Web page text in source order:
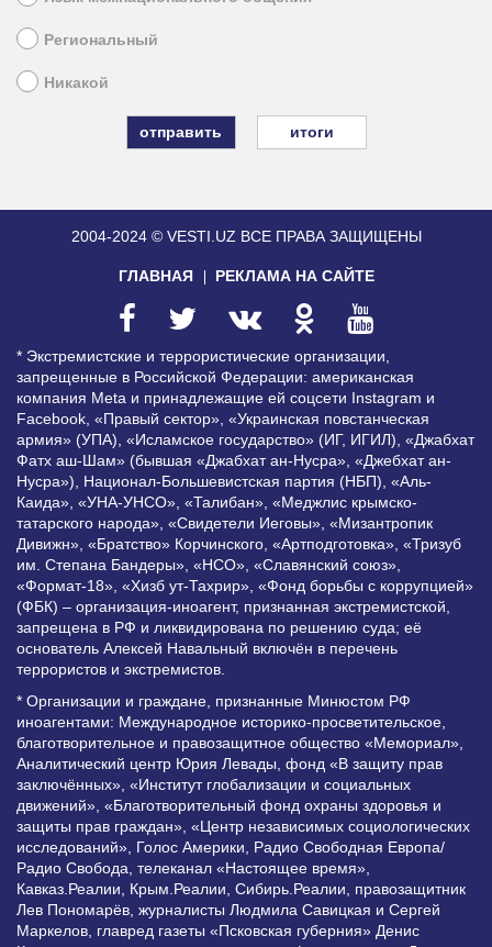
Региональный
Никакой
итоги
2004-2024 © VESTI.UZ ВСЕ ПРАВА ЗАЩИЩЕНЫ
ГЛАВНАЯ РЕКЛАМА НА САЙТЕ
* Экстремистские и террористические организации,
запрещенные в Российской Федерации: американская
компания Meta и принадлежащие ей соцсети Instagram и
Facebook, «Правый сектор», «Украинская повстанческая
армия» (УПА), «Исламское государство» (ИГ, ИГИЛ), «Джабхат
Фатх аш-Шам» (бывшая «Джабхат ан-Нусра», «Джебхат ан-
Нусра»), Национал-Большевистская партия (НБП), «Аль-
Каида», «УНА-УНСО», «Талибан», «Меджлис крымско-
татарского народа», «Свидетели Иеговы», «Мизантропик
Дивижн», «Братство» Корчинского, «Артподготовка», «Тризуб
им. Степана Бандеры», «НСО», «Славянский союз»,
«Формат-18», «Хизб ут-Тахрир», «Фонд борьбы с коррупцией»
(ФБК) – организация-иноагент, признанная экстремистской,
запрещена в РФ и ликвидирована по решению суда; её
основатель Алексей Навальный включён в перечень
террористов и экстремистов.
* Организации и граждане, признанные Минюстом РФ
иноагентами: Международное историко-просветительское,
благотворительное и правозащитное общество «Мемориал»,
Аналитический центр Юрия Левады, фонд «В защиту прав
заключённых», «Институт глобализации и социальных
движений», «Благотворительный фонд охраны здоровья и
защиты прав граждан», «Центр независимых социологических
исследований», Голос Америки, Радио Свободная Европа/
Радио Свобода, телеканал «Настоящее время»,
Кавказ.Реалии, Крым.Реалии, Сибирь.Реалии, правозащитник
Лев Пономарёв, журналисты Людмила Савицкая и Сергей
Маркелов, главред газеты «Псковская губерния» Денис